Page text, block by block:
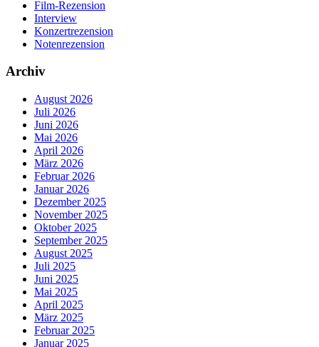
Film-Rezension
Interview
Konzertrezension
Notenrezension
Archiv
August 2026
Juli 2026
Juni 2026
Mai 2026
April 2026
März 2026
Februar 2026
Januar 2026
Dezember 2025
November 2025
Oktober 2025
September 2025
August 2025
Juli 2025
Juni 2025
Mai 2025
April 2025
März 2025
Februar 2025
Januar 2025